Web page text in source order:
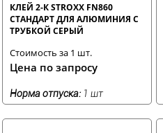
КЛЕЙ 2-К STROXX FN860
СТАНДАРТ ДЛЯ АЛЮМИНИЯ С
ТРУБКОЙ СЕРЫЙ
Стоимость за 1 шт.
Цена по запросу
Норма отпуска: 1 шт